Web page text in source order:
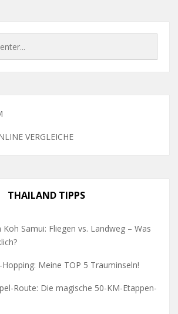
VERGLEICHE
THAILAND TIPPS
Samui: Fliegen vs. Landweg – Was
Meine TOP 5 Trauminseln!
Route: Die magische 50-KM-Etappen-